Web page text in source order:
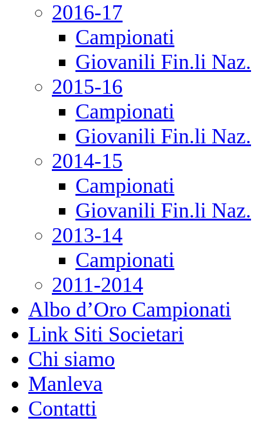
2016-17
Campionati
Giovanili Fin.li Naz.
2015-16
Campionati
Giovanili Fin.li Naz.
2014-15
Campionati
Giovanili Fin.li Naz.
2013-14
Campionati
2011-2014
Albo d’Oro Campionati
Link Siti Societari
Chi siamo
Manleva
Contatti